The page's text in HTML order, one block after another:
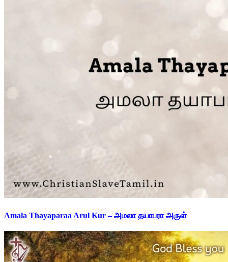
Amala Thayaparaa Arul Kur – அமலா தயாபரா அருள்